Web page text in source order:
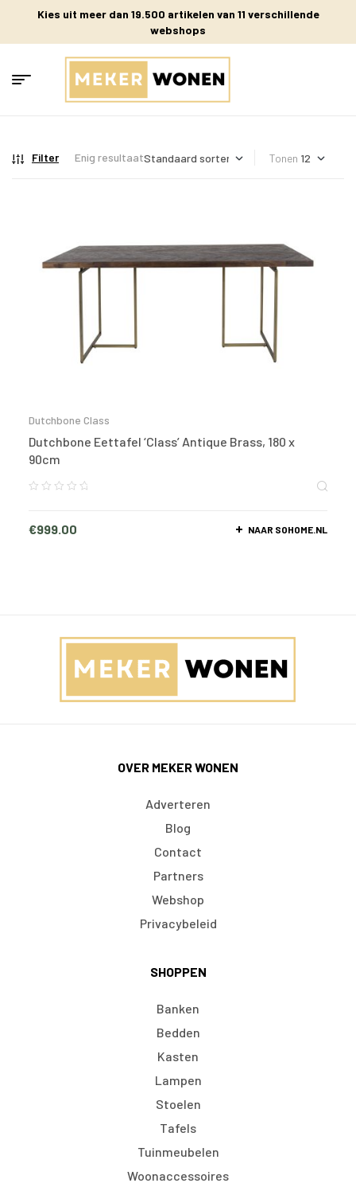
Kies uit meer dan 19.500 artikelen van 11 verschillende
webshops
Filter Enig resultaat Tonen
Dutchbone Class
Dutchbone Eettafel ‘Class’ Antique Brass, 180 x
90cm
€999.00 NAAR SOHOME.NL
OVER MEKER WONEN
Adverteren
Blog
Contact
Partners
Webshop
Privacybeleid
SHOPPEN
Banken
Bedden
Kasten
Lampen
Stoelen
Tafels
Tuinmeubelen
Woonaccessoires